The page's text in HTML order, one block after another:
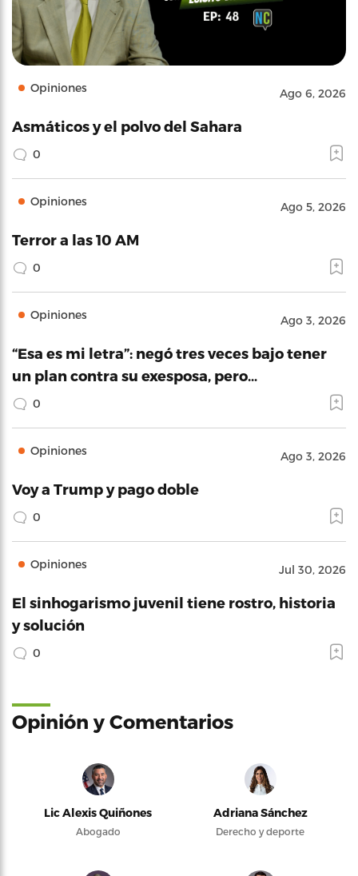
Opiniones Ago 6, 2026
Asmáticos y el polvo del Sahara
0
Opiniones Ago 5, 2026
Terror a las 10 AM
0
Opiniones Ago 3, 2026
“Esa es mi letra”: negó tres veces bajo tener
un plan contra su exesposa, pero…
0
Opiniones Ago 3, 2026
Voy a Trump y pago doble
0
Opiniones Jul 30, 2026
El sinhogarismo juvenil tiene rostro, historia
y solución
0
Opinión y Comentarios
Lic Alexis Quiñones
Abogado
Adriana Sánchez
Derecho y deporte